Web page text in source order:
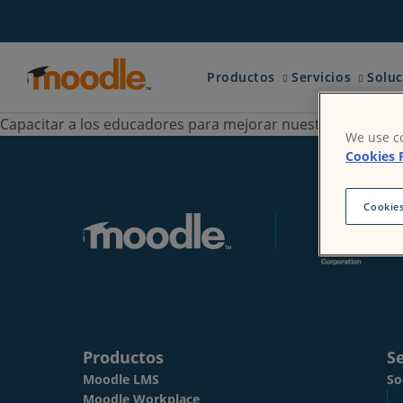
Productos Expand child menu
Servicios Expand
Capacitar a los educadores para mejorar nuestro mundo.
Productos
Moodle LMS
Moodle Workplace
We use
Cookies